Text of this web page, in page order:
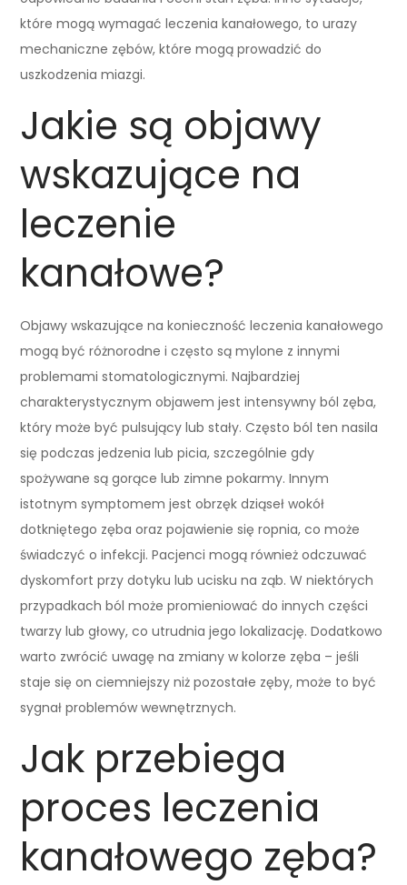
które mogą wymagać leczenia kanałowego, to urazy
mechaniczne zębów, które mogą prowadzić do
uszkodzenia miazgi.
Jakie są objawy
wskazujące na
leczenie
kanałowe?
Objawy wskazujące na konieczność leczenia kanałowego
mogą być różnorodne i często są mylone z innymi
problemami stomatologicznymi. Najbardziej
charakterystycznym objawem jest intensywny ból zęba,
który może być pulsujący lub stały. Często ból ten nasila
się podczas jedzenia lub picia, szczególnie gdy
spożywane są gorące lub zimne pokarmy. Innym
istotnym symptomem jest obrzęk dziąseł wokół
dotkniętego zęba oraz pojawienie się ropnia, co może
świadczyć o infekcji. Pacjenci mogą również odczuwać
dyskomfort przy dotyku lub ucisku na ząb. W niektórych
przypadkach ból może promieniować do innych części
twarzy lub głowy, co utrudnia jego lokalizację. Dodatkowo
warto zwrócić uwagę na zmiany w kolorze zęba – jeśli
staje się on ciemniejszy niż pozostałe zęby, może to być
sygnał problemów wewnętrznych.
Jak przebiega
proces leczenia
kanałowego zęba?